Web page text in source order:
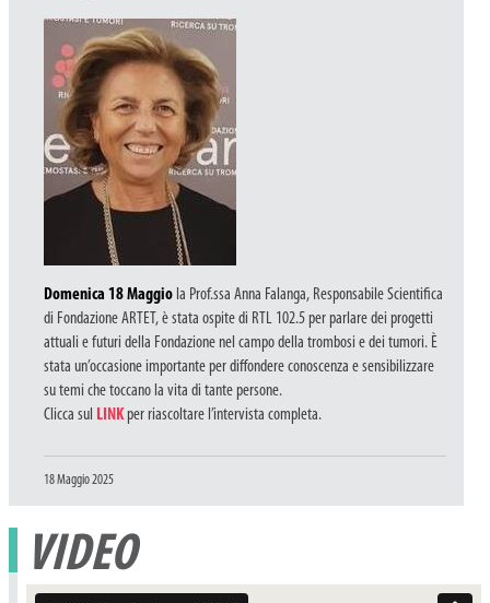
Domenica 18 Maggio la Prof.ssa Anna Falanga, Responsabile Scientifica
di Fondazione ARTET, è stata ospite di RTL 102.5 per parlare dei progetti
attuali e futuri della Fondazione nel campo della trombosi e dei tumori. È
stata un’occasione importante per diffondere conoscenza e sensibilizzare
su temi che toccano la vita di tante persone.
Clicca sul LINKper riascoltare l’intervista completa.
Pubblicato
18 Maggio 2025
VIDEO
Video